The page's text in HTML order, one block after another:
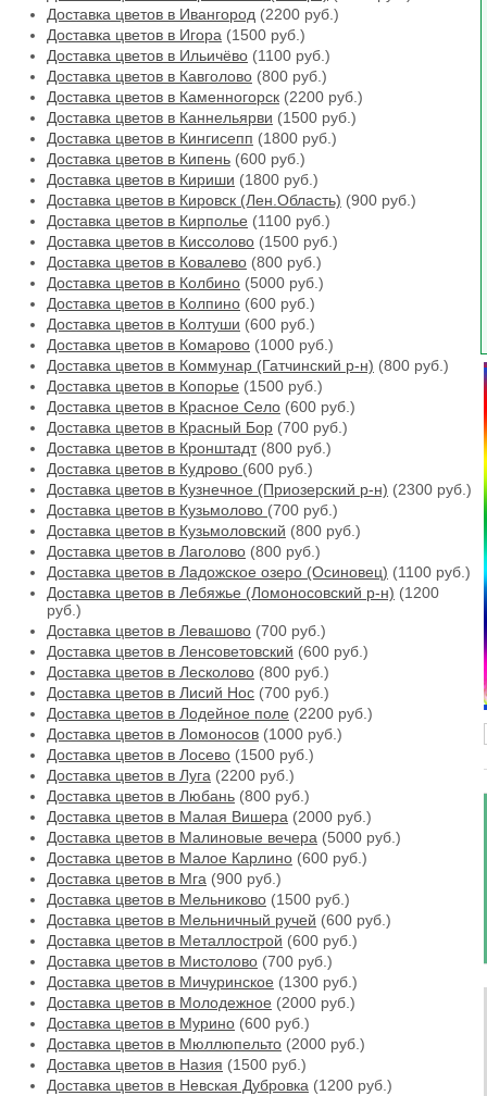
Доставка цветов в Ивангород (2200 руб.)
Доставка цветов в Игора (1500 руб.)
Доставка цветов в Ильичёво (1100 руб.)
Доставка цветов в Кавголово (800 руб.)
Доставка цветов в Каменногорск (2200 руб.)
Доставка цветов в Каннельярви (1500 руб.)
Доставка цветов в Кингисепп (1800 руб.)
Доставка цветов в Кипень (600 руб.)
Доставка цветов в Кириши (1800 руб.)
Доставка цветов в Кировск (Лен.Область) (900 руб.)
Доставка цветов в Кирполье (1100 руб.)
Доставка цветов в Киссолово (1500 руб.)
Доставка цветов в Ковалево (800 руб.)
Доставка цветов в Колбино (5000 руб.)
Доставка цветов в Колпино (600 руб.)
Доставка цветов в Колтуши (600 руб.)
Доставка цветов в Комарово (1000 руб.)
Доставка цветов в Коммунар (Гатчинский р-н) (800 руб.)
Доставка цветов в Копорье (1500 руб.)
Доставка цветов в Красное Село (600 руб.)
Доставка цветов в Красный Бор (700 руб.)
Доставка цветов в Кронштадт(800 руб.)
Доставка цветов в Кудрово (600 руб.)
Доставка цветов в Кузнечное (Приозерский р-н) (2300 руб.)
Доставка цветов в Кузьмолово (700 руб.)
Доставка цветов в Кузьмоловский (800 руб.)
Доставка цветов в Лаголово (800 руб.)
Доставка цветов в Ладожское озеро (Осиновец) (1100 руб.)
Доставка цветов в Лебяжье (Ломоносовский р-н) (1200
руб.)
Доставка цветов в Левашово (700 руб.)
Доставка цветов в Ленсоветовский (600 руб.)
Доставка цветов в Лесколово (800 руб.)
Доставка цветов в Лисий Нос (700 руб.)
Доставка цветов в Лодейное поле (2200 руб.)
Доставка цветов в Ломоносов (1000 руб.)
Доставка цветов в Лосево (1500 руб.)
Доставка цветов в Луга (2200 руб.)
Доставка цветов в Любань (800 руб.)
Доставка цветов в Малая Вишера (2000 руб.)
Доставка цветов в Малиновые вечера (5000 руб.)
Доставка цветов в Малое Карлино (600 руб.)
Доставка цветов в Мга (900 руб.)
Доставка цветов в Мельниково (1500 руб.)
Доставка цветов в Мельничный ручей (600 руб.)
Доставка цветов в Металлострой (600 руб.)
Доставка цветов в Мистолово (700 руб.)
Доставка цветов в Мичуринское (1300 руб.)
Доставка цветов в Молодежное (2000 руб.)
Доставка цветов в Мурино (600 руб.)
Доставка цветов в Мюллюпельто (2000 руб.)
Доставка цветов в Назия (1500 руб.)
Доставка цветов в Невская Дубровка (1200 руб.)